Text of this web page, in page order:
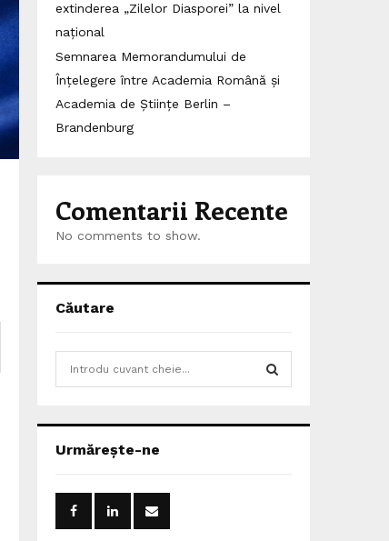
extinderea „Zilelor Diasporei” la nivel
național
Semnarea Memorandumului de
Înțelegere între Academia Română și
Academia de Științe Berlin –
Brandenburg
Comentarii Recente
No comments to show.
Căutare
h
o
:
Urmărește-ne